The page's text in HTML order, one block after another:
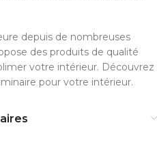
depuis de nombreuses
des produits de qualité
votre intérieur. Découvrez
pour votre intérieur.